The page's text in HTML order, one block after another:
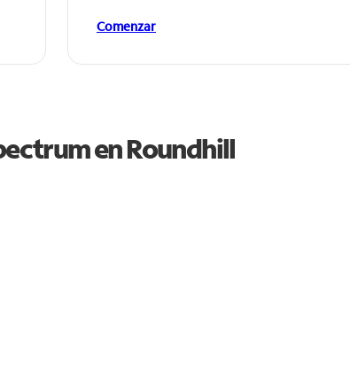
Comenzar
enRoundhill